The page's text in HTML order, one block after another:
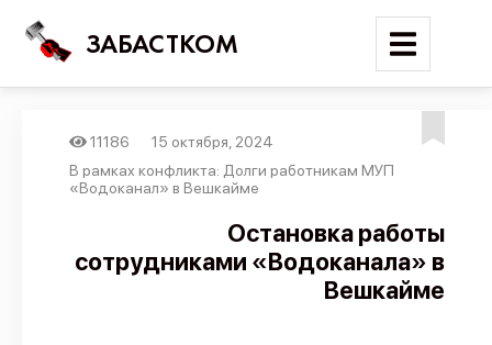
ЗАБАСТКОМ
Войти
Поиск
Новости
11186
15 октября, 2024
В рамках конфликта: Долги работникам МУП
«Водоканал» в Вешкайме
Остановка работы
сотрудниками «Водоканала» в
Вешкайме